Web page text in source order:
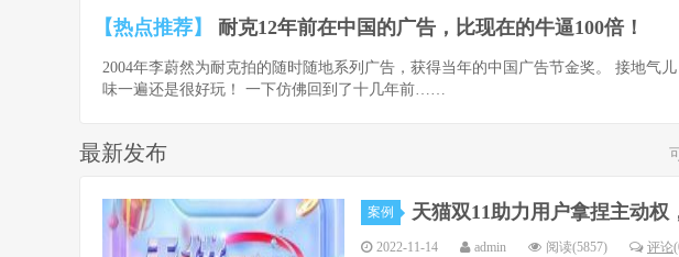
【热点推荐】 耐克12年前在中国的广告，比现在的牛逼100倍！
2004年李蔚然为耐克拍的随时随地系列广告，获得当年的中国广告节金奖。 接地气
味一遍还是很好玩！ 一下仿佛回到了十几年前……
最新发布
案例 天猫双11助力用户拿捏主动权
2022-11-14 admin 阅读(5857) 评论